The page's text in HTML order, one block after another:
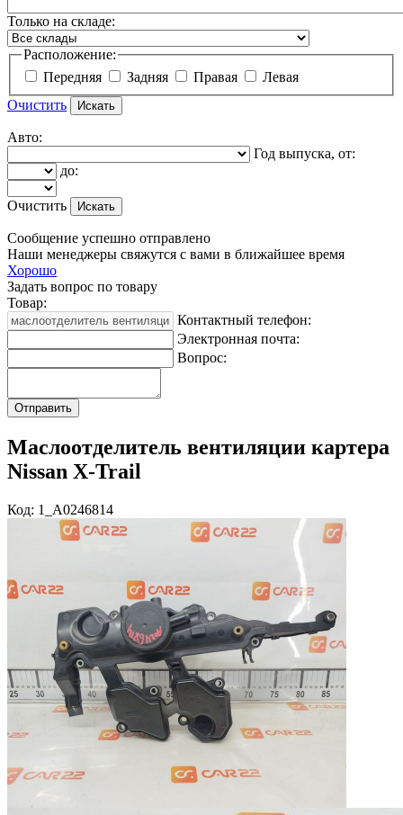
Только на складе:
Расположение:
Передняя
Задняя Правая
Левая
Очистить
Авто:
Год выпуска, от:
до:
Очистить
Сообщение успешно отправлено
Наши менеджеры свяжутся с вами в ближайшее время
Хорошо
Задать вопрос по товару
Товар:
Контактный телефон:
Электронная почта:
Вопрос:
Маслоотделитель вентиляции картера
Nissan X-Trail
Код: 1_A0246814